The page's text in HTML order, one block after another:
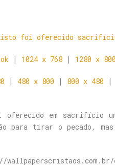
| 1024 x 768 | 1280 x 800
| 480 x 800 | 800 x 480 |
oferecido em sacrifício
para tirar o pecado,